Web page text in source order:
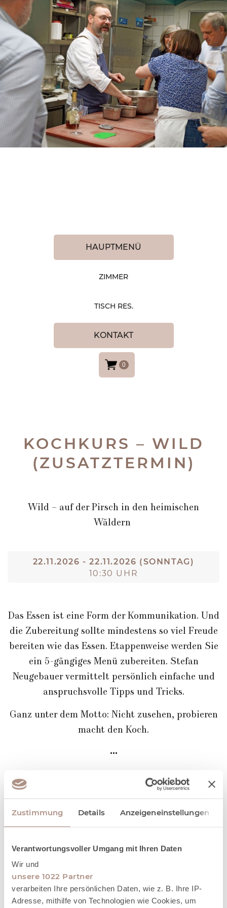
Zustimmung Details Anzeigeneinstellungen
Verantwortungsvoller Umgang mit Ihren Daten
Wir und
unsere 1022 Partner
verarbeiten Ihre persönlichen Daten, wie z. B. Ihre IP-
Adresse, mithilfe von Technologien wie Cookies, um
HAUPTMENÜ
ZIMMER
TISCH RES.
KONTAKT
0
KOCHKURS – WILD
(ZUSATZTERMIN)
Wild – auf der Pirsch in den heimischen
Wäldern
22.11.2026 - 22.11.2026 (SONNTAG)
10:30 UHR
Das Essen ist eine Form der Kommunikation. Und
die Zubereitung sollte mindestens so viel Freude
bereiten wie das Essen. Etappenweise werden Sie
ein 5-gängiges Menü zubereiten. Stefan
Neugebauer vermittelt persönlich einfache und
anspruchsvolle Tipps und Tricks.
Ganz unter dem Motto: Nicht zusehen, probieren
macht den Koch.
•••
In der Kursgebühr enthalten sind Rezepte, Essen,
Getränke sowie die Deidesheimer Hof -
Kochschürze als Souvenir.
Gerne erstellen wir für Sie auch einen
Bei Nichtteilnahme an unseren Kochkursen